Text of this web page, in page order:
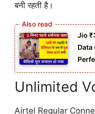
बनी रहती है।
Jio
Data
Unlimited
Airtel Regular